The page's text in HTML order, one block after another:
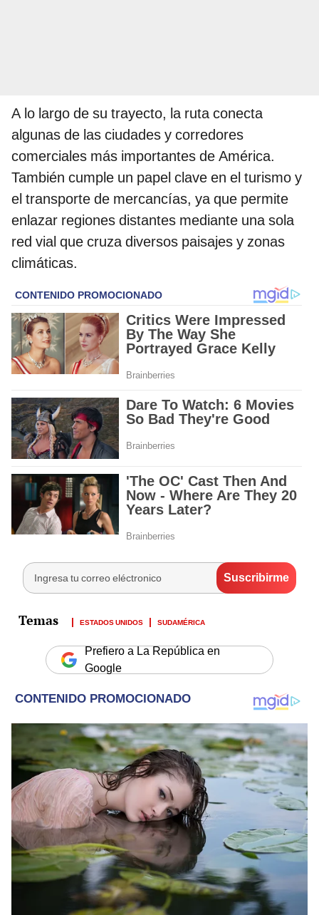
A lo largo de su trayecto, la ruta conecta
algunas de las ciudades y corredores
comerciales más importantes de América.
También cumple un papel clave en el turismo y
el transporte de mercancías, ya que permite
enlazar regiones distantes mediante una sola
red vial que cruza diversos paisajes y zonas
climáticas.
ESTADOS UNIDOS SUDAMÉRICA
Prefiero a La República en
Google